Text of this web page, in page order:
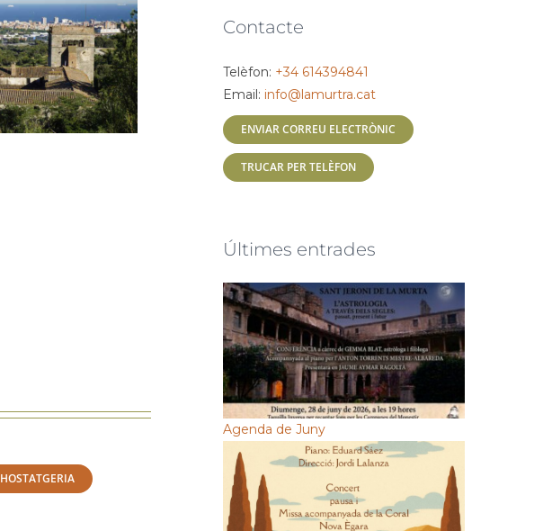
HOSTATGERIA
Contacte
Telèfon: +34 614394841
Email: info@lamurtra.cat
ENVIAR CORREU ELECTRÒNIC
TRUCAR PER TELÈFON
Últimes entrades
Agenda de Juny